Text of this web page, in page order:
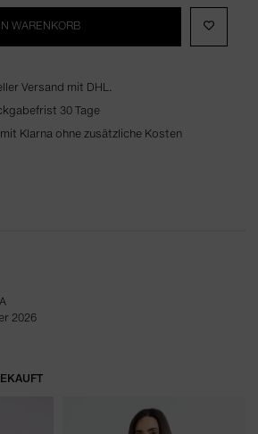
WARENKORB
Versand mit DHL.
30 Tage
Klarna ohne zusätzliche Kosten
2026